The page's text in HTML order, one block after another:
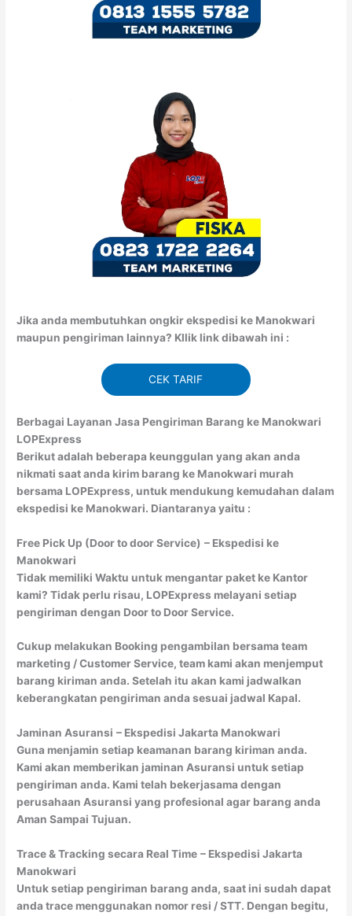
Jika anda membutuhkan ongkir ekspedisi ke Manokwari
maupun pengiriman lainnya? Kllik link dibawah ini :
CEK TARIF
Berbagai Layanan Jasa Pengiriman Barang ke Manokwari
LOPExpress
Berikut adalah beberapa keunggulan yang akan anda
nikmati saat anda kirim barang ke Manokwari murah
bersama LOPExpress, untuk mendukung kemudahan dalam
ekspedisi ke Manokwari. Diantaranya yaitu :
Free Pick Up (Door to door Service) – Ekspedisi ke
Manokwari
Tidak memiliki Waktu untuk mengantar paket ke Kantor
kami? Tidak perlu risau, LOPExpress melayani setiap
pengiriman dengan Door to Door Service.
Cukup melakukan Booking pengambilan bersama team
marketing / Customer Service, team kami akan menjemput
barang kiriman anda. Setelah itu akan kami jadwalkan
keberangkatan pengiriman anda sesuai jadwal Kapal.
Jaminan Asuransi – Ekspedisi Jakarta Manokwari
Guna menjamin setiap keamanan barang kiriman anda.
Kami akan memberikan jaminan Asuransi untuk setiap
pengiriman anda. Kami telah bekerjasama dengan
perusahaan Asuransi yang profesional agar barang anda
Aman Sampai Tujuan.
Trace & Tracking secara Real Time – Ekspedisi Jakarta
Manokwari
Untuk setiap pengiriman barang anda, saat ini sudah dapat
anda trace menggunakan nomor resi / STT. Dengan begitu,